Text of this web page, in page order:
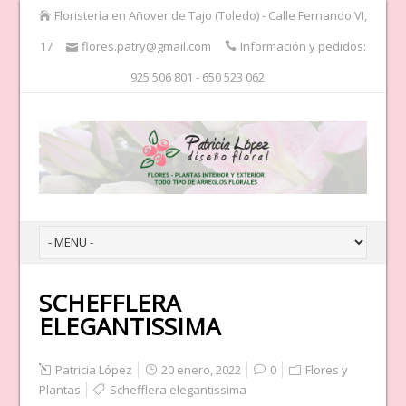
Floristería en Añover de Tajo (Toledo) - Calle Fernando VI,
17
flores.patry@gmail.com
Información y pedidos:
925 506 801 - 650 523 062
SCHEFFLERA
ELEGANTISSIMA
Patricia López 20 enero, 2022 0
Flores y
Plantas
Schefflera elegantissima